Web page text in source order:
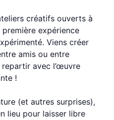
créatifs ouverts à
expérience
Viens créer
amis ou entre
avec l’œuvre
!
(et autres surprises),
lieu pour laisser libre